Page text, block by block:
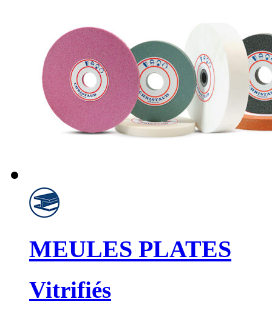
MEULES PLATES
Vitrifiés